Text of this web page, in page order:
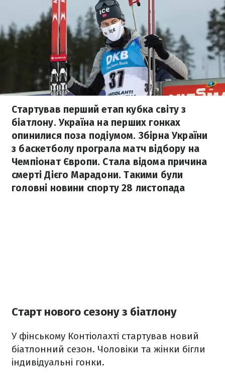
Стартував перший етап кубка світу з
біатлону. Україна на перших гонках
опинилися поза подіумом. Збірна України
з баскетболу програла матч відбору на
Чемпіонат Європи. Стала відома причина
смерті Дієго Марадони. Такими були
головні новини спорту 28 листопада
Старт нового сезону з біатлону
У фінському Контіолахті стартував новий
біатлонний сезон. Чоловіки та жінки бігли
індивідуальні гонки.